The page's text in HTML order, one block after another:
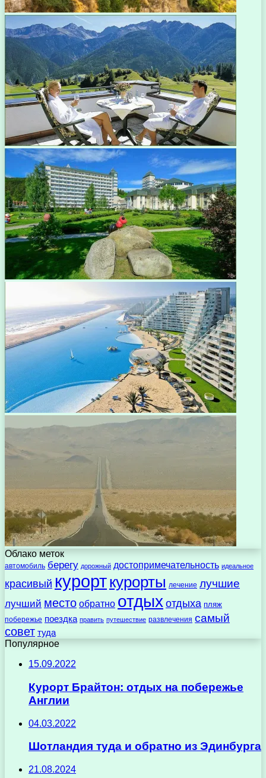
Облако меток
автомобиль берегу дорожный достопримечательность идеальное
красивый курорткурорты лечение лучшие
лучший место обратно отдыхотдыха пляж
побережье поездка править путешествие развлечения самый
совет туда
Популярное
15.09.2022
Курорт Брайтон: отдых на побережье
Англии
04.03.2022
Шотландия туда и обратно из Эдинбурга
21.08.2024